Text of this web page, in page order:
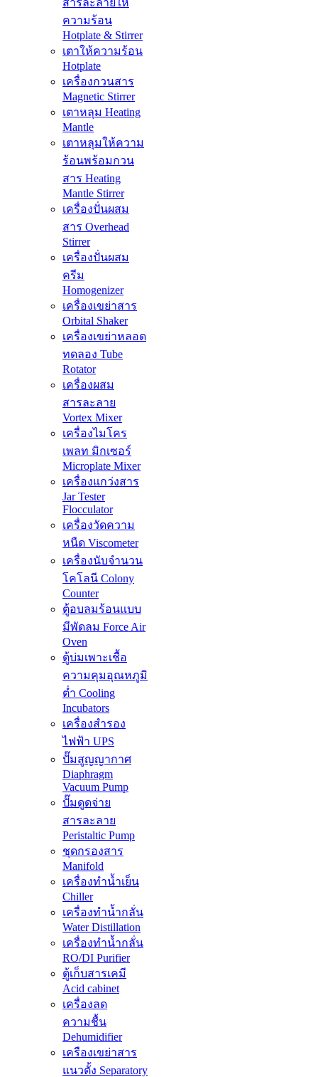
สารละลายให้
ความร้อน
Hotplate & Stirrer
เตาให้ความร้อน
Hotplate
เครื่องกวนสาร
Magnetic Stirrer
เตาหลุม Heating
Mantle
เตาหลุมให้ความ
ร้อนพร้อมกวน
สาร Heating
Mantle Stirrer
เครื่องปั่นผสม
สาร Overhead
Stirrer
เครื่องปั่นผสม
ครีม
Homogenizer
เครื่องเขย่าสาร
Orbital Shaker
เครื่องเขย่าหลอด
ทดลอง Tube
Rotator
เครื่องผสม
สารละลาย
Vortex Mixer
เครื่องไมโคร
เพลท มิกเซอร์
Microplate Mixer
เครื่องแกว่งสาร
Jar Tester
Flocculator
เครื่องวัดความ
หนืด Viscometer
เครื่องนับจำนวน
โคโลนี Colony
Counter
ตู้อบลมร้อนแบบ
มีพัดลม Force Air
Oven
ตู้บ่มเพาะเชื้อ
ความคุมอุณหภูมิ
ต่ำ Cooling
Incubators
เครื่องสำรอง
ไฟฟ้า UPS
ปั๊มสูญญากาศ
Diaphragm
Vacuum Pump
ปั๊มดูดจ่าย
สารละลาย
Peristaltic Pump
ชุดกรองสาร
Manifold
เครื่องทำน้ำเย็น
Chiller
เครื่องทำน้ำกลั่น
Water Distillation
เครื่องทำน้ำกลั่น
RO/DI Purifier
ตู้เก็บสารเคมี
Acid cabinet
เครื่องลด
ความชื้น
Dehumidifier
เครืองเขย่าสาร
แนวตั้ง Separatory